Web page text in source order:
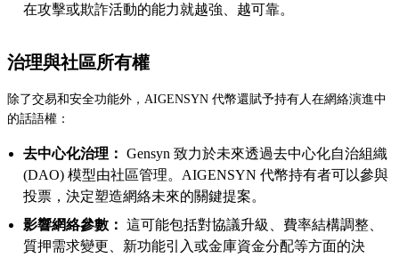
在攻擊或欺詐活動的能力就越強、越可靠。
治理與社區所有權
除了交易和安全功能外，AIGENSYN 代幣還賦予持有人在網絡演進中
的話語權：
去中心化治理： Gensyn 致力於未來透過去中心化自治組織
(DAO) 模型由社區管理。AIGENSYN 代幣持有者可以參與
投票，決定塑造網絡未來的關鍵提案。
影響網絡參數： 這可能包括對協議升級、費率結構調整、
質押需求變更、新功能引入或金庫資金分配等方面的決